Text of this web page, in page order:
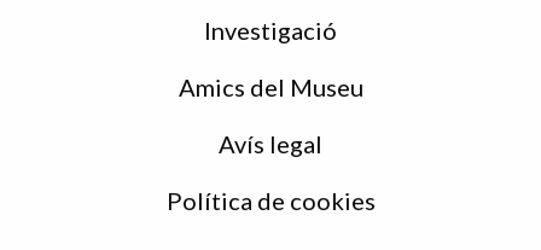
Investigació
Amics del Museu
Avís legal
Política de cookies